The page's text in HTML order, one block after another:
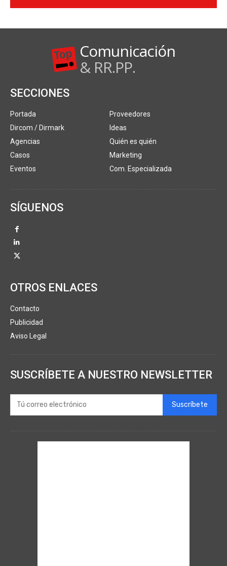
Comunicación
& RR.PP.
SECCIONES
Portada
Dircom / Dirmark
Agencias
Casos
Eventos
Proveedores
Ideas
Quién es quién
Marketing
Com. Especializada
SÍGUENOS
OTROS ENLACES
Contacto
Publicidad
Aviso Legal
SUSCRÍBETE A NUESTRO NEWSLETTER
Suscríbete